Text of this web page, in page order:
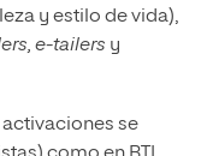
y estilo de vida),
e-tailers y
se